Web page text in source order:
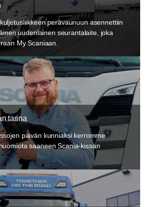
perävaunuun asennettiin
uudenlainen seurantalaite, joka
My Scaniaan.
tarina
päivän kunniaksi kerromme
saaneen Scania-kissan